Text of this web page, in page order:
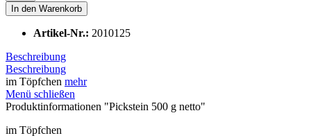
In den Warenkorb
Artikel-Nr.: 2010125
Beschreibung
Beschreibung
im Töpfchen mehr
Menü schließen
Produktinformationen "Pickstein 500 g netto"
im Töpfchen